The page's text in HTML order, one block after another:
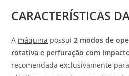
CARACTERÍSTICAS
A máquina possui2 modos de
rotativa e perfuração com
recomendada exclusivamente